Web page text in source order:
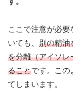
ここで注意が必
いても、 別の精油
を分離（アイソレ
ることです。この
てしまいます。